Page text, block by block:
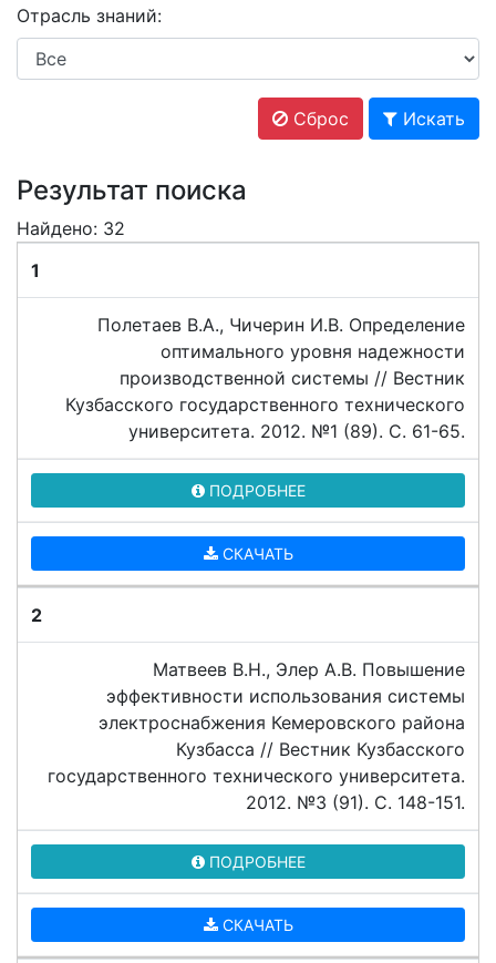
Отрасль знаний:
Сброс Искать
Результат поиска
Найдено: 32
1
Полетаев В.А., Чичерин И.В. Определение
оптимального уровня надежности
производственной системы // Вестник
Кузбасского государственного технического
университета. 2012. №1 (89). C. 61-65.
ПОДРОБНЕЕ
СКАЧАТЬ
2
Матвеев В.Н., Элер А.В. Повышение
эффективности использования системы
электроснабжения Кемеровского района
Кузбасса // Вестник Кузбасского
государственного технического университета.
2012. №3 (91). C. 148-151.
ПОДРОБНЕЕ
СКАЧАТЬ